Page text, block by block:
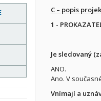
C – popis
1 -
Je sledovaný
ANO.
Ano. V
Vnímají a